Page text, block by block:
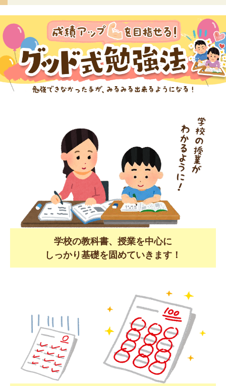
学校の教科書、授業を中心に
しっかり基礎を固めていきます！